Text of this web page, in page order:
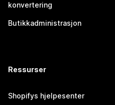
konvertering
Butikkadministrasjon
Ressurser
Shopifys hjelpesenter